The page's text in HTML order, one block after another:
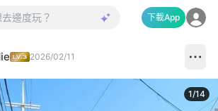
下載App
2026/02/11
1/14